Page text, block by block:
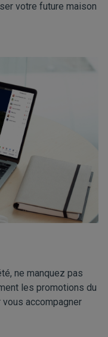
votre future maison
ne manquez pas
les promotions du
vous accompagner